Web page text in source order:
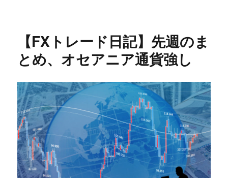
【FXトレード日記】先週のま
とめ、オセアニア通貨強し